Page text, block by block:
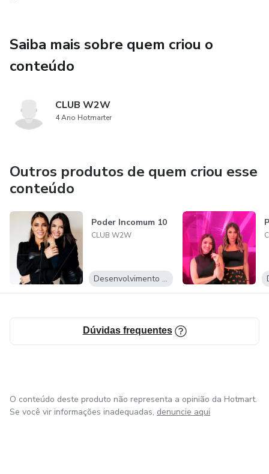
Saiba mais sobre quem criou o
conteúdo
CLUB W2W
4 Ano Hotmarter
Outros produtos de quem criou esse
conteúdo
Poder Incomum 10
CLUB W2W
Desenvolvimento Pessoal
Dúvidas frequentes
O conteúdo deste produto não representa a opinião da Hotmart.
Se você vir informações inadequadas, denuncie aqui